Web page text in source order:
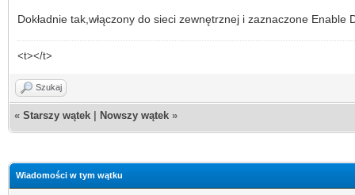
Dokładnie tak,włączony do sieci zewnętrznej i zaznaczone Enable
<t></t>
Szukaj
« Starszy wątek Nowszy wątek »
Wiadomości w tym wątku